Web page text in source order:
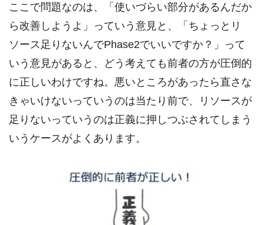
ここで問題なのは、「使いづらい部分があるんだか
ら改善しようよ」っていう意見と、「ちょっとリ
ソース足りないんでPhase2でいいですか？」って
いう意見があると、どう考えても前者の方が圧倒的
に正しいわけですね。悪いところがあったら直さな
きゃいけないっていうのは当たり前で、リソースが
足りないっていうのは正義に押しつぶされてしまう
いうケースがよくあります。